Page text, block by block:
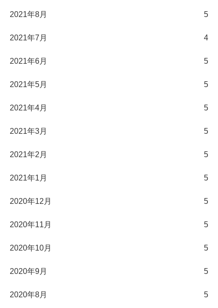
2021年8月 5
2021年7月 4
2021年6月 5
2021年5月 5
2021年4月 5
2021年3月 5
2021年2月 5
2021年1月 5
2020年12月 5
2020年11月 5
2020年10月 5
2020年9月 5
2020年8月 5